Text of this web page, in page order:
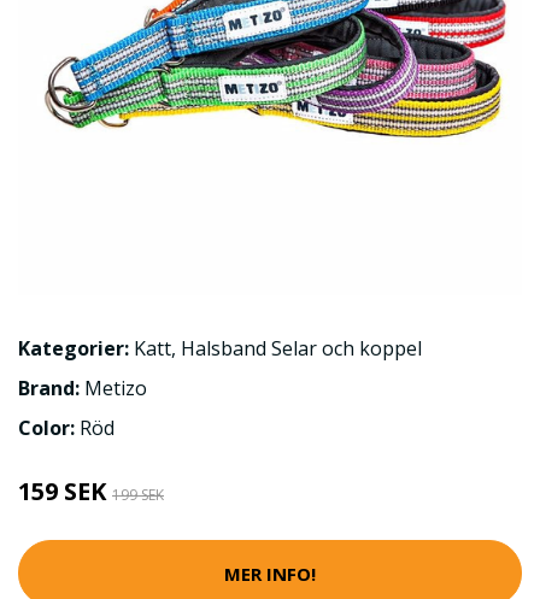
Kategorier: Katt, Halsband Selar och koppel
Brand: Metizo
Color: Röd
159 SEK 199 SEK
MER INFO!